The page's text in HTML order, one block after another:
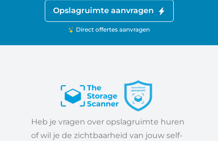
Opslagruimte aanvragen
Direct offertes aanvragen
Heb je vragen over opslagruimte huren
of wil je de zichtbaarheid van jouw self-